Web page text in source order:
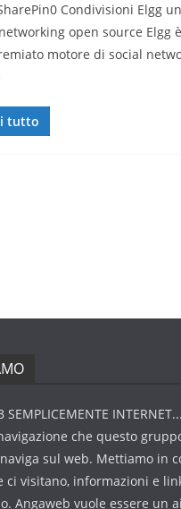
Condivisioni Elgg
open source Elgg
motore di social
tutto
SEMPLICEMENTE
che questo
sul web. Mettiamo in
ci visitano, informazioni e
Angaweb vuole essere un